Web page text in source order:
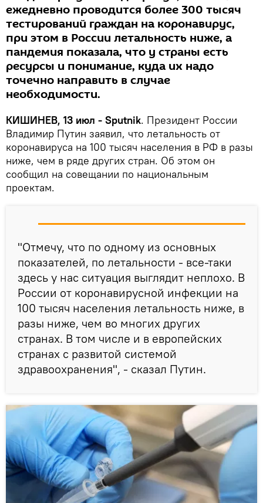
ежедневно проводится более 300 тысяч
тестирований граждан на коронавирус,
при этом в России летальность ниже, а
пандемия показала, что у страны есть
ресурсы и понимание, куда их надо
точечно направить в случае
необходимости.
КИШИНЕВ, 13 июл - Sputnik. Президент России
Владимир Путин заявил, что летальность от
коронавируса на 100 тысяч населения в РФ в разы
ниже, чем в ряде других стран. Об этом он
сообщил на совещании по национальным
проектам.
"Отмечу, что по одному из основных
показателей, по летальности - все-таки
здесь у нас ситуация выглядит неплохо. В
России от коронавирусной инфекции на
100 тысяч населения летальность ниже, в
разы ниже, чем во многих других
странах. В том числе и в европейских
странах с развитой системой
здравоохранения", - сказал Путин.